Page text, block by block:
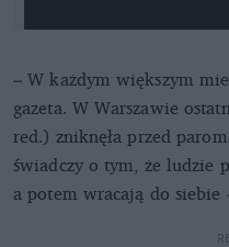
– W każdym większym
gazeta. W Warszawie
red.) zniknęła przed
świadczy o tym, że ludzie
a potem wracają do siebie